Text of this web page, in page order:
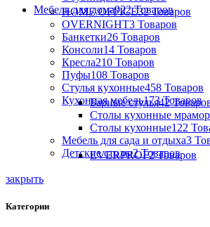
Мебель для дома922 Товаров
HOME OFFICE32 Товаров
OVERNIGHT3 Товаров
Банкетки26 Товаров
Консоли14 Товаров
Кресла210 Товаров
Пуфы108 Товаров
Стулья кухонные458 Товаров
Кухонная мебель173 Товаров
Барные стулья42
Столы кухонные мрамор
Столы кухонные122
Мебель для сада и отдыха3
Детские столы2 Товаров
EVERPROF2 Товаров
закрыть
Категории